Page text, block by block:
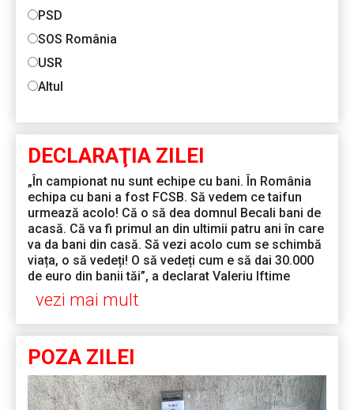
PSD
SOS România
USR
Altul
DECLARAŢIA ZILEI
„În campionat nu sunt echipe cu bani. În România
echipa cu bani a fost FCSB. Să vedem ce taifun
urmează acolo! Că o să dea domnul Becali bani de
acasă. Că va fi primul an din ultimii patru ani în care
va da bani din casă. Să vezi acolo cum se schimbă
viața, o să vedeți! O să vedeți cum e să dai 30.000
de euro din banii tăi”, a declarat Valeriu Iftime
vezi mai mult
POZA ZILEI